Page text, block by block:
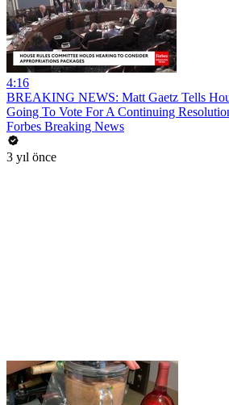
4:16
BREAKING NEWS: Matt Gaetz Tells
Going To Vote For A Continuing
Forbes Breaking News
3 yıl önce